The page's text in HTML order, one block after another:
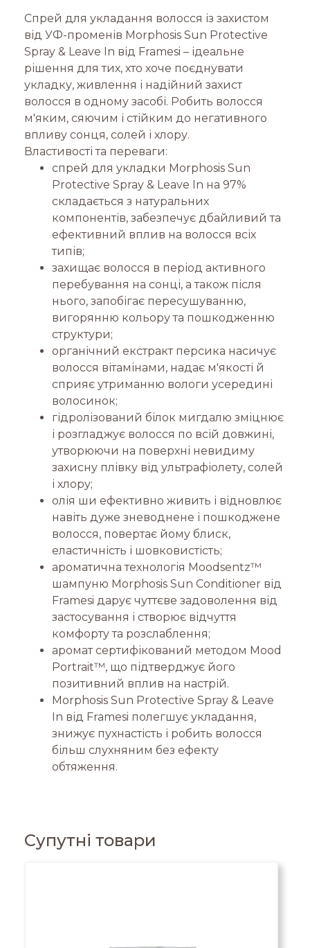
Спрей для укладання волосся із захистом
від УФ-променів Morphosis Sun Protective
Spray & Leave In від Framesi – ідеальне
рішення для тих, хто хоче поєднувати
укладку, живлення і надійний захист
волосся в одному засобі. Робить волосся
м'яким, сяючим і стійким до негативного
впливу сонця, солей і хлору.
Властивості та переваги:
спрей для укладки Morphosis Sun
Protective Spray & Leave In на 97%
складається з натуральних
компонентів, забезпечує дбайливий та
ефективний вплив на волосся всіх
типів;
захищає волосся в період активного
перебування на сонці, а також після
нього, запобігає пересушуванню,
вигорянню кольору та пошкодженню
структури;
органічний екстракт персика насичує
волосся вітамінами, надає м'якості й
сприяє утриманню вологи усередині
волосинок;
гідролізований білок мигдалю зміцнює
і розгладжує волосся по всій довжині,
утворюючи на поверхні невидиму
захисну плівку від ультрафіолету, солей
і хлору;
олія ши ефективно живить і відновлює
навіть дуже зневоднене і пошкоджене
волосся, повертає йому блиск,
еластичність і шовковистість;
ароматична технологія Moodsentz™
шампуню Morphosis Sun Conditioner від
Framesi дарує чуттєве задоволення від
застосування і створює відчуття
комфорту та розслаблення;
аромат сертифікований методом Mood
Portrait™, що підтверджує його
позитивний вплив на настрій.
Morphosis Sun Protective Spray & Leave
In від Framesi полегшує укладання,
знижує пухнастість і робить волосся
більш слухняним без ефекту
обтяження.
Супутні товари